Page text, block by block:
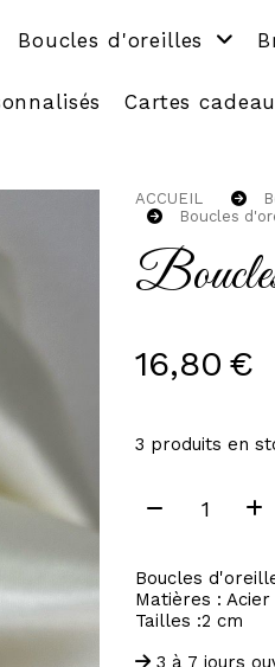
Boucles d'oreilles
Cartes
ACCUEIL
Boucles
16,80 €
3 produits en
Boucles
Matières :
Tailles :2 cm
3 à 7 jours